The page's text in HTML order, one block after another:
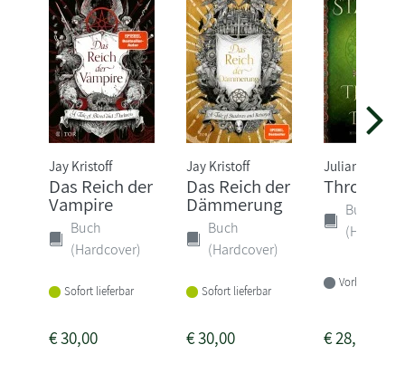
Jay Kristoff
Das Reich der
Vampire
Buch
(Hardcover)
Sofort lieferbar
€30,00
Jay Kristoff
Das Reich der
Dämmerung
Buch
(Hardcover)
Sofort lieferbar
€30,00
Juliane
Thron der
Buch
Vorbestellbar
€28,00